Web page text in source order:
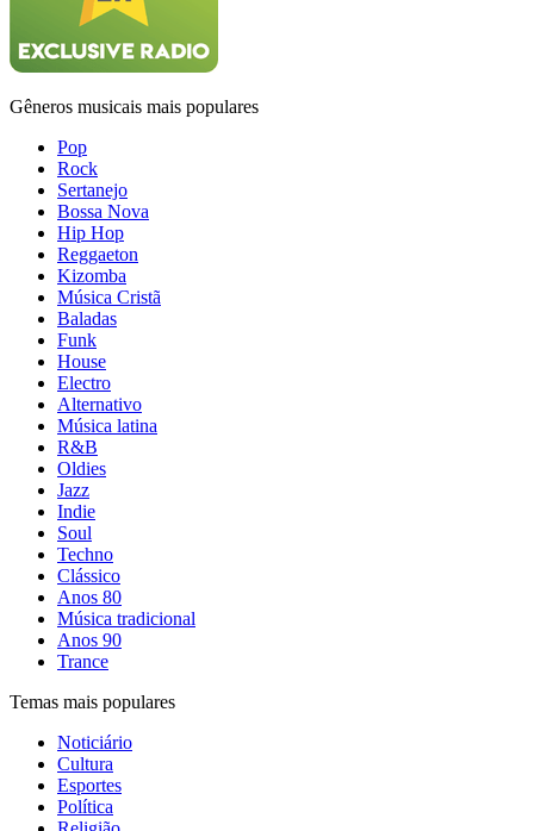
Gêneros musicais mais populares
Pop
Rock
Sertanejo
Bossa Nova
Hip Hop
Reggaeton
Kizomba
Música Cristã
Baladas
Funk
House
Electro
Alternativo
Música latina
R&B
Oldies
Jazz
Indie
Soul
Techno
Clássico
Anos 80
Música tradicional
Anos 90
Trance
Temas mais populares
Noticiário
Cultura
Esportes
Política